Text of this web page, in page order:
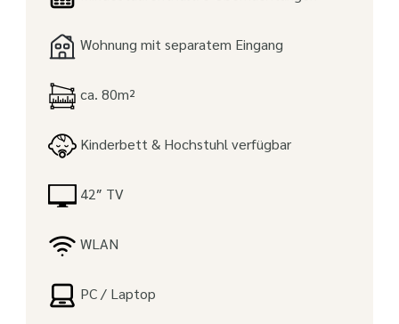
Wohnung mit separatem Eingang
ca. 80m²
Kinderbett & Hochstuhl verfügbar
42″ TV
WLAN
PC / Laptop